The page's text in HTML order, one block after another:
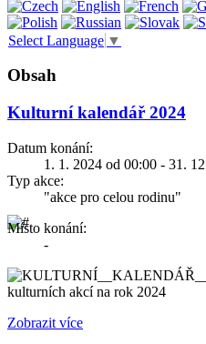
Select Language ▼
Obsah
Kulturní kalendář 2024
Datum konání:
1. 1. 2024 od 00:00 - 31.
Typ akce:
"akce pro celou rodinu"
Místo konání:
-
kulturních akcí na rok 2024
Zobrazit více